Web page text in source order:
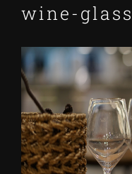
wine-